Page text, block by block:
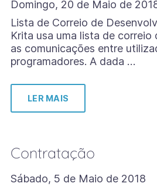
Domingo, 20 de Maio de
Lista de Correio de
Krita usa uma lista de correio
as comunicações entre
programadores. A dada …
LER MAIS
Contratação
Sábado, 5 de Maio de 2018